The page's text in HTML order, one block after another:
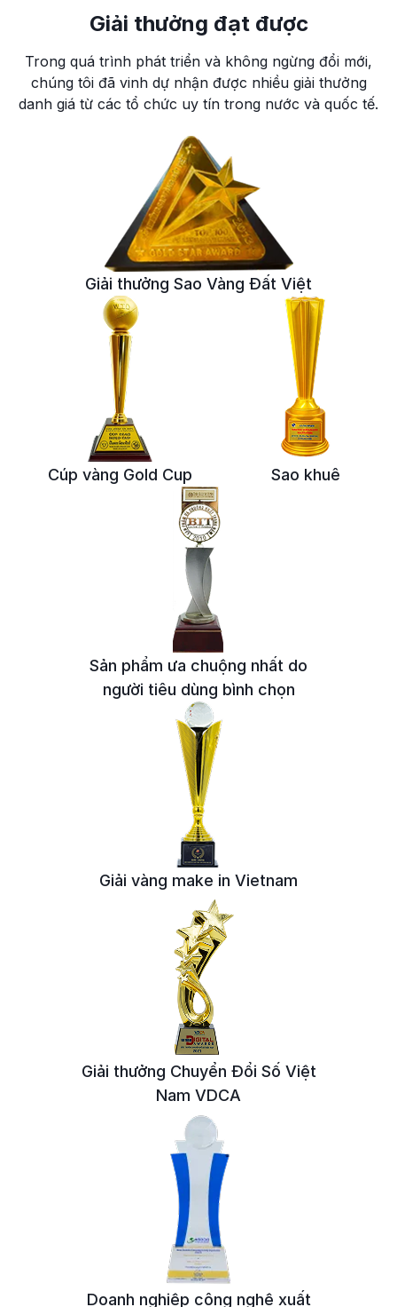
Giải thưởng đạt được
Trong quá trình phát triển và không ngừng đổi mới,
chúng tôi đã vinh dự nhận được nhiềugiải thưởng
danh giá từ các tổ chức uy tín trong nước và quốc tế.
Giải thưởng Sao Vàng Đất Việt
Cúp vàng Gold Cup Sao khuê
Sản phẩm ưa chuộng nhất do
người tiêu dùng bình chọn
Giải vàng make in Vietnam
Giải thưởng Chuyển Đổi Số Việt
Nam VDCA
Doanh nghiệp công nghệ xuất